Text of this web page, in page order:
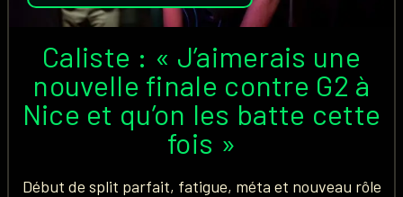
Caliste : « J’aimerais une
nouvelle finale contre G2 à
Nice et qu’on les batte cette
fois »
Début de split parfait, fatigue, méta et nouveau rôle